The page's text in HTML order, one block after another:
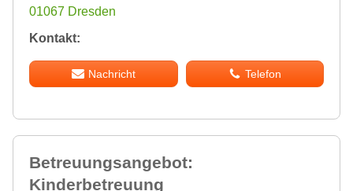
01067 Dresden
Kontakt:
Nachricht Telefon
Betreuungsangebot:
Kinderbetreuung